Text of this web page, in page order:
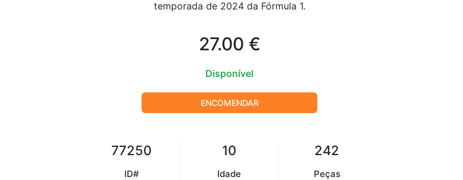
temporada de 2024 da Fórmula 1.
27.00 €
Disponível
ENCOMENDAR
77250
ID#
10
Idade
242
Peças